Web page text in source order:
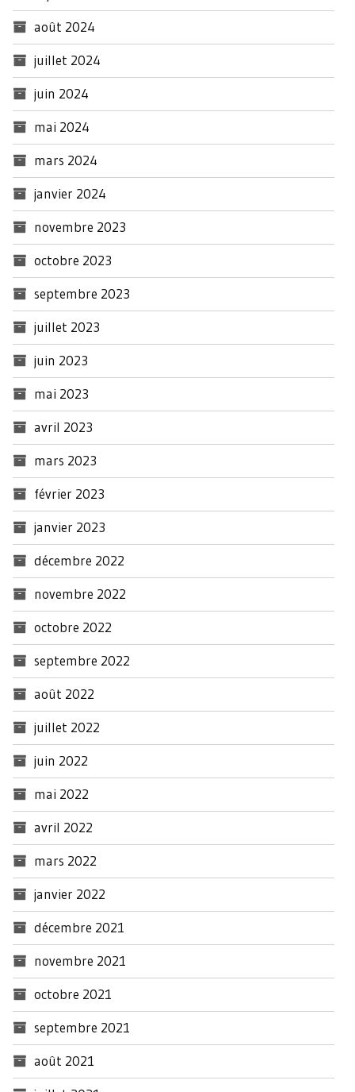
août 2024
juillet 2024
juin 2024
mai 2024
mars 2024
janvier 2024
novembre 2023
octobre 2023
septembre 2023
juillet 2023
juin 2023
mai 2023
avril 2023
mars 2023
février 2023
janvier 2023
décembre 2022
novembre 2022
octobre 2022
septembre 2022
août 2022
juillet 2022
juin 2022
mai 2022
avril 2022
mars 2022
janvier 2022
décembre 2021
novembre 2021
octobre 2021
septembre 2021
août 2021